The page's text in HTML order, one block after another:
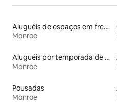
Aluguéis de espaços em frente à praia
Monroe
Aluguéis por temporada de acomodações de luxo
Monroe
Pousadas
Monroe